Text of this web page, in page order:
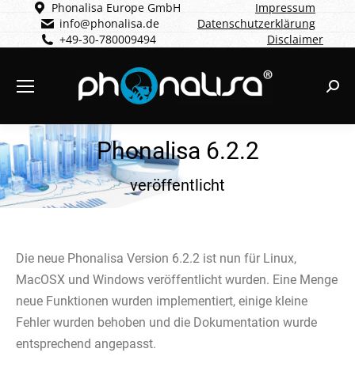
Phonalisa Europe GmbH
info@phonalisa.de
+49-30-780009494
Impressum
Datenschutzerklärung
Disclaimer
Phonalisa 6.2.2
veröffentlicht
Die neue Phonalisa Version 6.2.2 ist nun für Linux,
MacOSX und Windows veröffentlicht wurden. Eine Menge
neue Funktionen wurden implementiert, einige kleine
Fehler wurden behoben und die Dokumentation wurde
entsprechend angepasst.